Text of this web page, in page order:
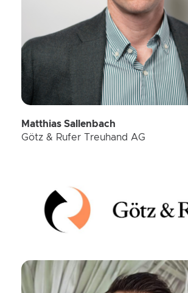
Matthias Sallenbach
Götz & Rufer Treuhand AG